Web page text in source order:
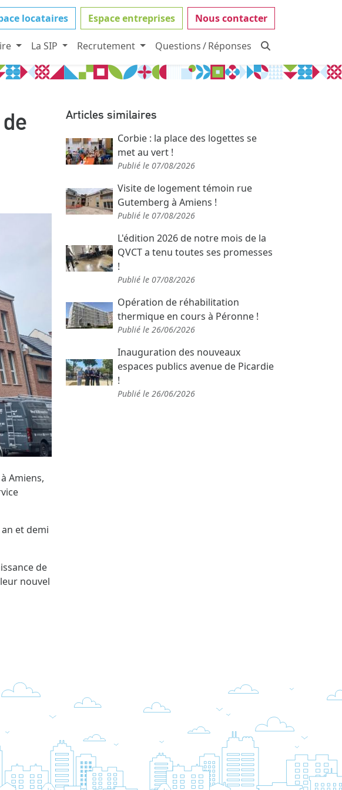
locataires Espace entreprises Nous contacter
La SIP Recrutement Questions / Réponses
Amiens,
et demi
de
nouvel
Articles similaires
Corbie : la place des logettes se
met au vert !
Publié le 07/08/2026
Visite de logement témoin rue
Gutemberg à Amiens !
Publié le 07/08/2026
L'édition 2026 de notre mois de la
QVCT a tenu toutes ses promesses
!
Publié le 07/08/2026
Opération de réhabilitation
thermique en cours à Péronne !
Publié le 26/06/2026
Inauguration des nouveaux
espaces publics avenue de Picardie
!
Publié le 26/06/2026